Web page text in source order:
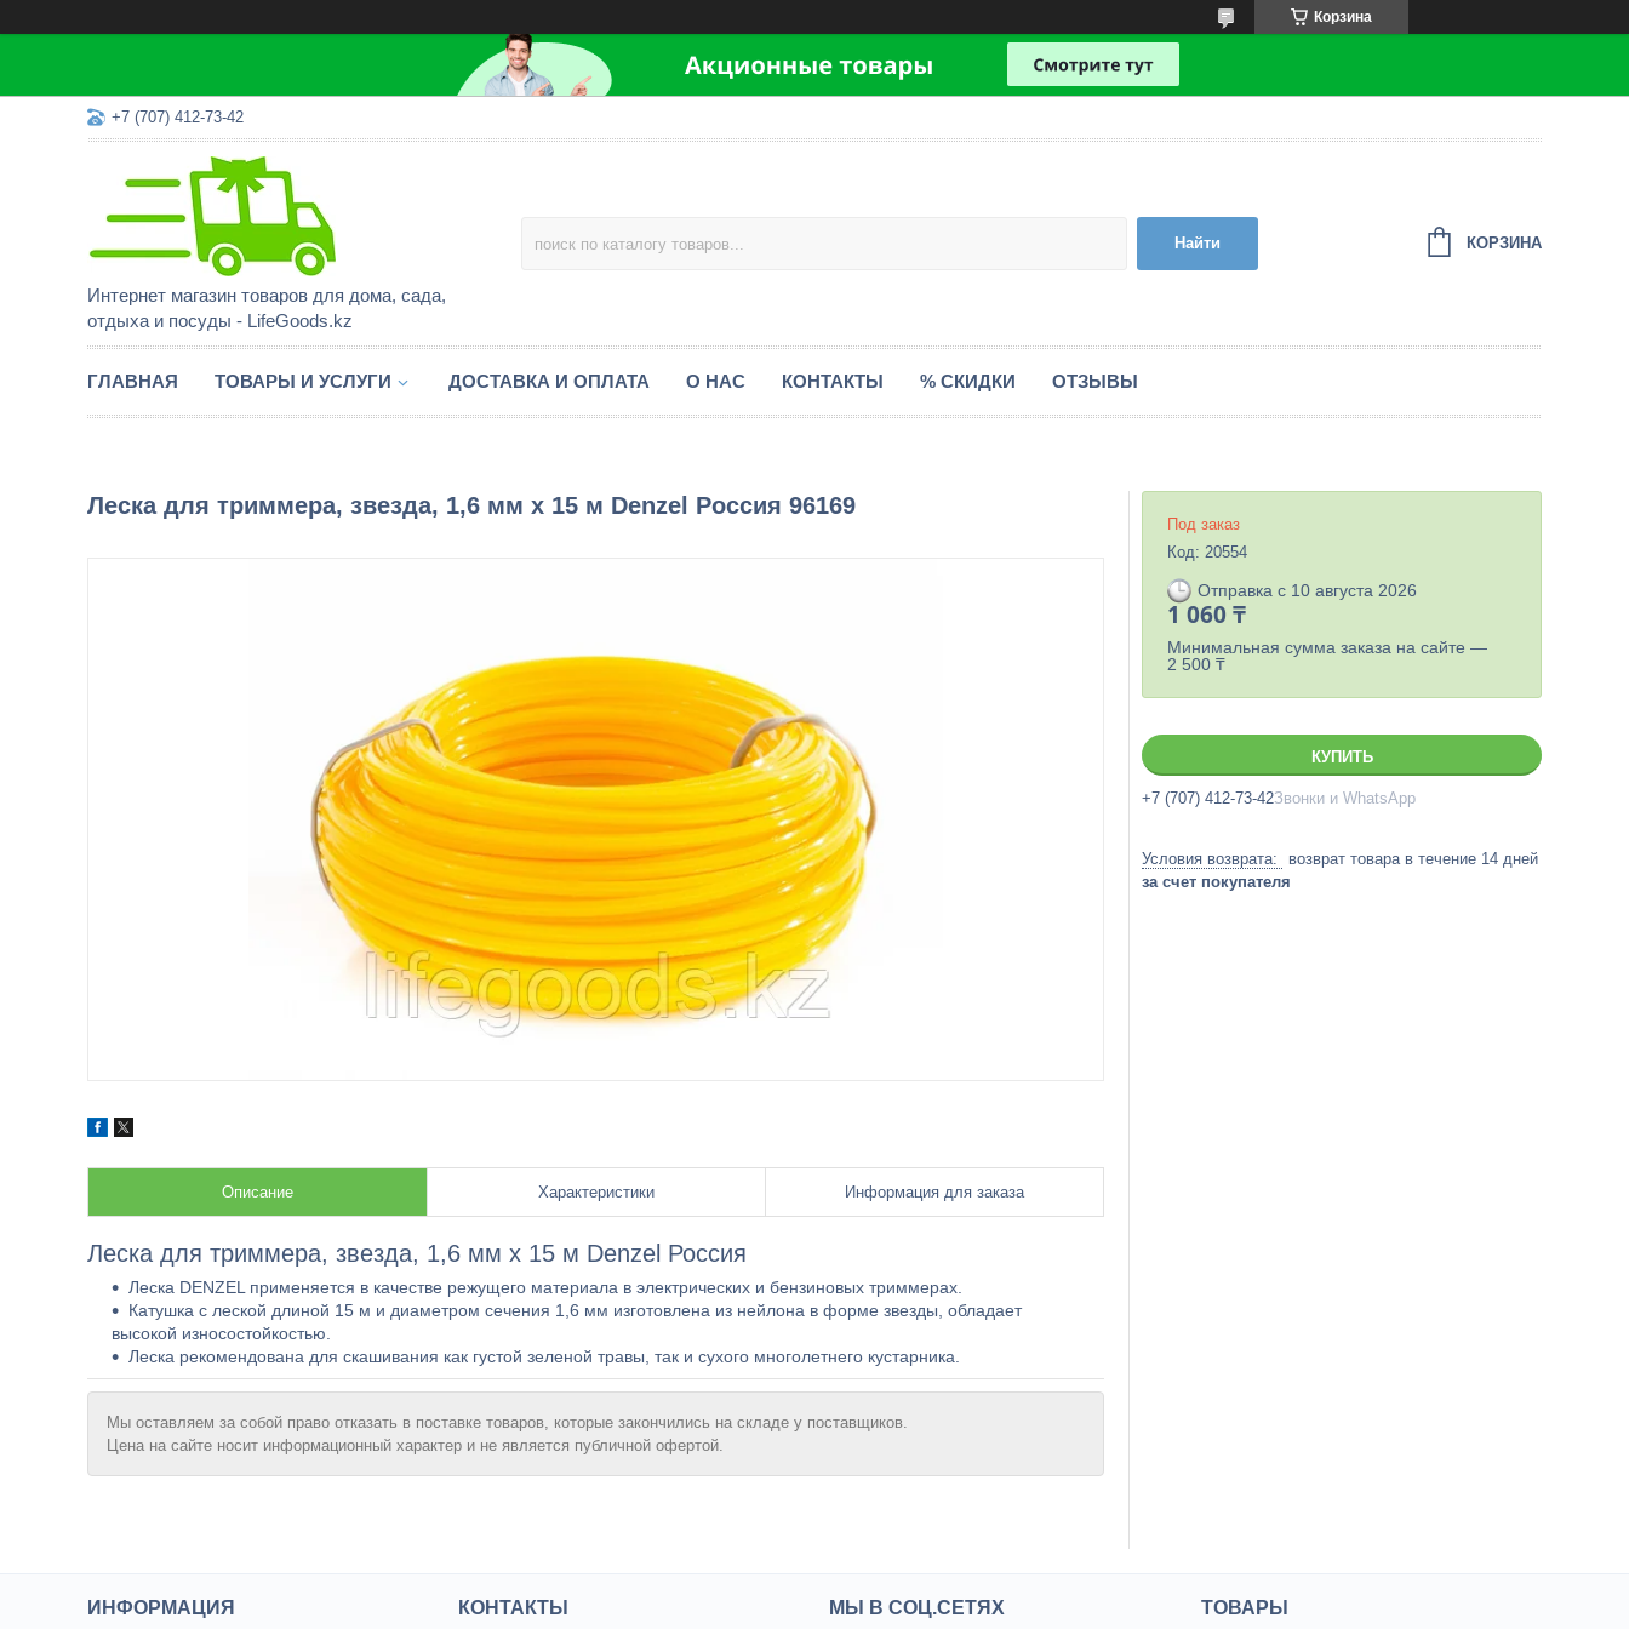
Корзина
+7 (707) 412-73-42
Интернет магазин товаров для дома, сада,
отдыха и посуды - LifeGoods.kz
Найти КОРЗИНА
ГЛАВНАЯ ТОВАРЫ И УСЛУГИ ДОСТАВКА И ОПЛАТА О НАС КОНТАКТЫ % СКИДКИ ОТЗЫВЫ
Леска для триммера, звезда, 1,6 мм х 15 м Denzel Россия 96169
Описание Характеристики Информация для заказа
Леска для триммера, звезда, 1,6 мм х 15 м Denzel Россия
Леска DENZEL применяется в качестве режущего материала в электрических и бензиновых триммерах.
Катушка с леской длиной 15 м и диаметром сечения 1,6 мм изготовлена из нейлона в форме звезды, обладает
высокой износостойкостью.
Леска рекомендована для скашивания как густой зеленой травы, так и сухого многолетнего кустарника.
Мы оставляем за собой право отказать в поставке товаров, которые закончились на складе у поставщиков.
Цена на сайте носит информационный характер и не является публичной офертой.
Под заказ
Код: 20554
Отправка с 10 августа 2026
1 060 ₸
Минимальная сумма заказа на сайте —
2 500 ₸
КУПИТЬ
+7 (707) 412-73-42Звонки и WhatsApp
возврат товара в течение 14 дней
за счет покупателя
ИНФОРМАЦИЯ КОНТАКТЫ МЫ В СОЦ.СЕТЯХ ТОВАРЫ